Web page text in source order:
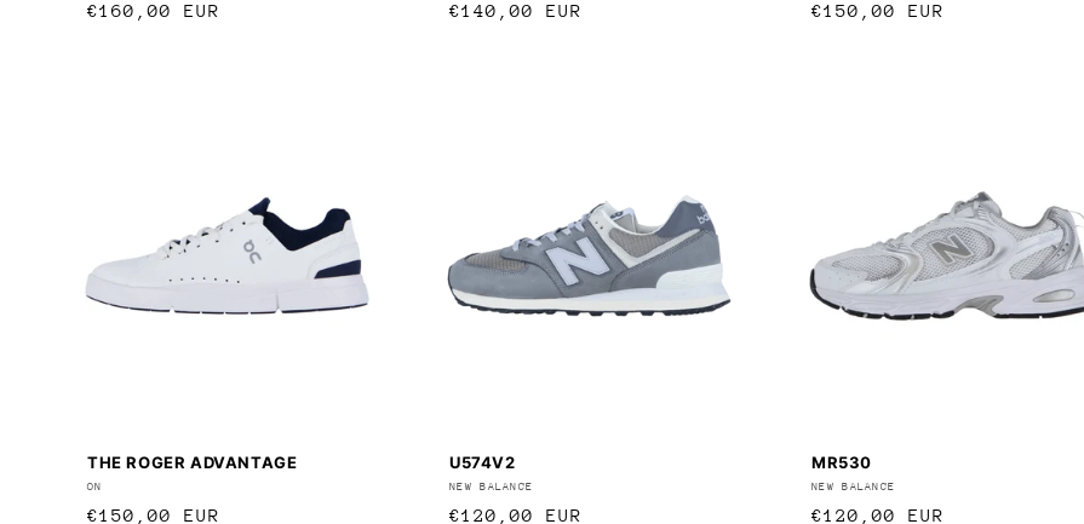
Normaler
€160,00 EUR
Normaler
€140,00 EUR
Normaler
€150,00 EUR
THE ROGER ADVANTAGE
Anbieter:
ON
Normaler
€150,00 EUR
U574V2
Anbieter:
NEW BALANCE
Normaler
€120,00 EUR
MR530
Anbieter:
NEW BALANCE
Normaler
€120,00 EUR